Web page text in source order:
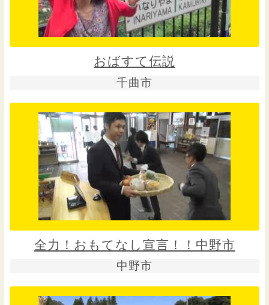
おばすて伝説
千曲市
全力！おもてなし宣言！！中野市
中野市